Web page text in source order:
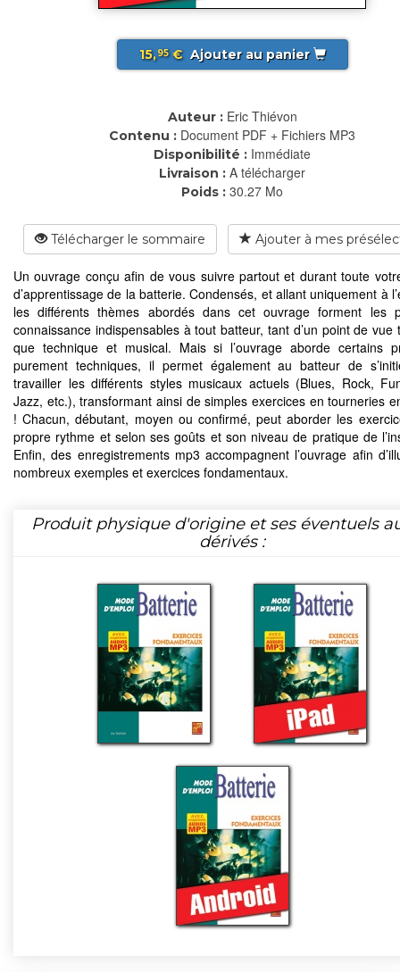
15,95€ Ajouter au panier
Auteur : Eric Thiévon
Contenu : Document PDF + Fichiers MP3
Disponibilité : Immédiate
Livraison : A télécharger
Poids : 30.27 Mo
Télécharger le sommaire Ajouter à mes
Un ouvrage conçu afin de vous suivre partout et durant toute
d’apprentissage de la batterie. Condensés, et allant uniquement à
les différents thèmes abordés dans cet ouvrage forment les
connaissance indispensables à tout batteur, tant d’un point de vue
que technique et musical. Mais si l’ouvrage aborde certains
purement techniques, il permet également au batteur de
travailler les différents styles musicaux actuels (Blues, Rock,
Jazz, etc.), transformant ainsi de simples exercices en tourneries
! Chacun, débutant, moyen ou confirmé, peut aborder les
propre rythme et selon ses goûts et son niveau de pratique de
Enfin, des enregistrements mp3 accompagnent l’ouvrage afin
nombreux exemples et exercices fondamentaux.
Produit physique d'origine et ses éventuels
dérivés :